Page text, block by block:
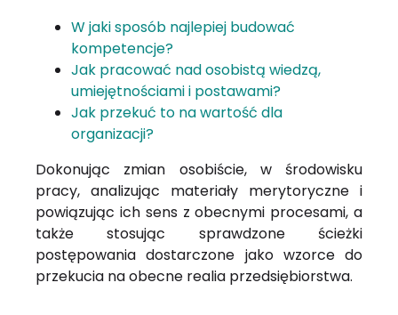
W jaki sposób najlepiej budować
kompetencje?
Jak pracować nad osobistą wiedzą,
umiejętnościami i postawami?
Jak przekuć to na wartość dla
organizacji?
Dokonując zmian osobiście, w środowisku
pracy, analizując materiały merytoryczne i
powiązując ich sens z obecnymi procesami, a
także stosując sprawdzone ścieżki
postępowania dostarczone jako wzorce do
przekucia na obecne realia przedsiębiorstwa.